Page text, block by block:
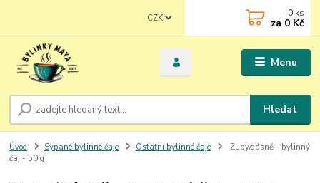
Menu
CZK
Hledat
0 ks
za 0 Kč
Úvod Sypané bylinné čaje Ostatní bylinné čaje
Zuby/dásně - bylinný
čaj - 50 g